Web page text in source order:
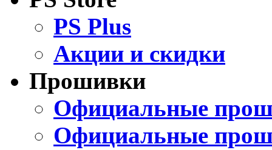
PS Plus
Акции и скидки
Прошивки
Официальные
Официальные